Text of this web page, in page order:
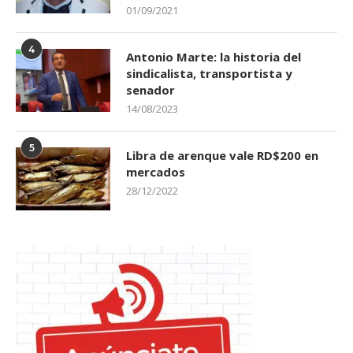
01/09/2021
4
Antonio Marte: la historia del
sindicalista, transportista y
senador
14/08/2023
5
Libra de arenque vale RD$200 en
mercados
28/12/2022